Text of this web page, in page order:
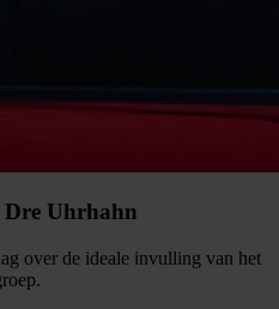
Dre Uhrhahn
over de ideale invulling van het